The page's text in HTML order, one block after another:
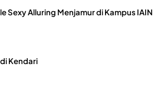
Sexy Alluring Menjamur di Kampus IAIN
Kendari